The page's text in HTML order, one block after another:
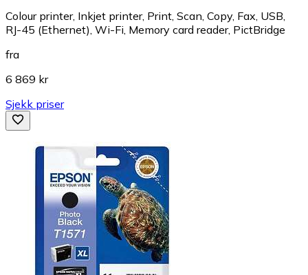
Colour printer, Inkjet printer, Print, Scan, Copy, Fax, USB,
RJ-45 (Ethernet), Wi-Fi, Memory card reader, PictBridge
fra
6 869 kr
Sjekk priser